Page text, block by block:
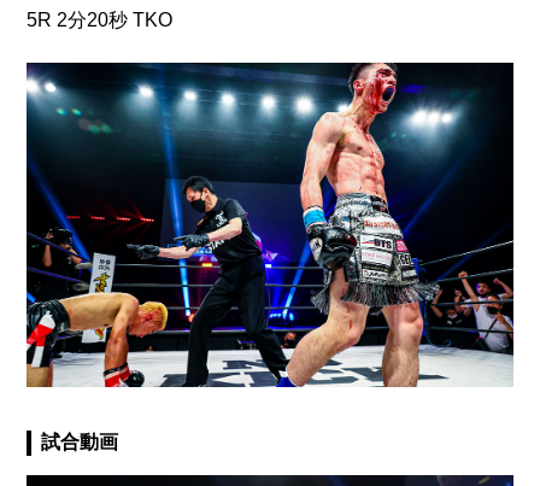
5R 2分20秒 TKO
試合動画